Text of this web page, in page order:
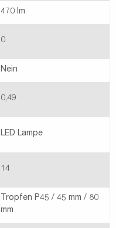
470 lm
0
Nein
0,49
LED Lampe
14
Tropfen P45 / 45 mm / 80
mm